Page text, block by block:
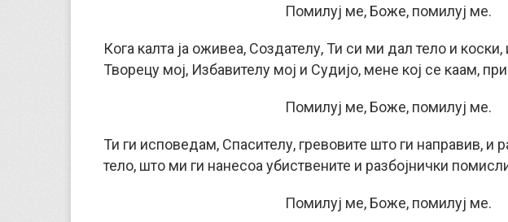
Помилуј ме, Боже, помилуј ме.
Кога калта ја оживеа, Создателу, Ти си ми дал тело и
Творецу мој, Избавителу мој и Судијо, мене кој се каам,
Помилуј ме, Боже, помилуј ме.
Ти ги исповедам, Спасителу, гревовите што ги направив, и
тело, што ми ги нанесоа убиствените и разбојнички
Помилуј ме, Боже, помилуј ме.